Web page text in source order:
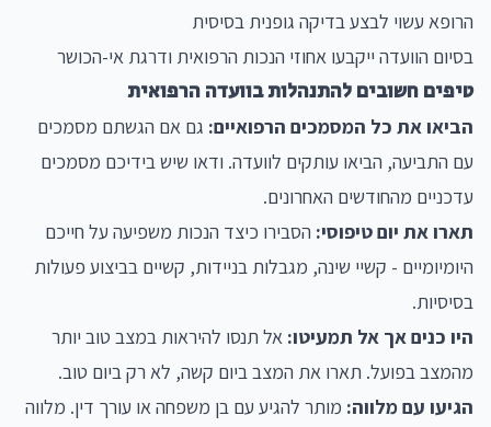
הרופא עשוי לבצע בדיקה גופנית בסיסית
בסיום הוועדה ייקבעו אחוזי הנכות הרפואית ודרגת אי-הכושר
טיפים חשובים להתנהלות בוועדה הרפואית
הביאו את כל המסמכים הרפואיים: גם אם הגשתם מסמכים
עם התביעה, הביאו עותקים לוועדה. ודאו שיש בידיכם מסמכים
עדכניים מהחודשים האחרונים.
תארו את יום טיפוסי: הסבירו כיצד הנכות משפיעה על חייכם
היומיומיים - קשיי שינה, מגבלות בניידות, קשיים בביצוע פעולות
בסיסיות.
היו כנים אך אל תמעיטו: אל תנסו להיראות במצב טוב יותר
מהמצב בפועל. תארו את המצב ביום קשה, לא רק ביום טוב.
הגיעו עם מלווה: מותר להגיע עם בן משפחה או עורך דין. מלווה